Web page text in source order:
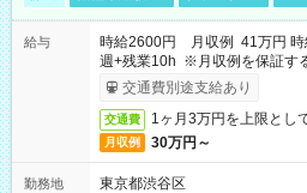
給与
時給2600円 月収例 41万円 時
週+残業10h ※月収例を保証す
受取りサービス利用可（利用条
交通費別途支給あり
交通費 1ヶ月3万円を上限とし
月収例 30万円～
勤務地
東京都渋谷区